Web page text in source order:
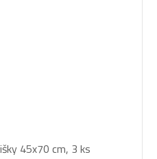
45x70 cm, 3 ks